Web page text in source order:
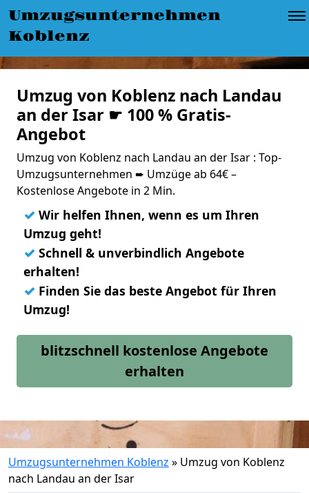
Umzugsunternehmen
Koblenz
Umzug von Koblenz nach Landau
an der Isar ☛ 100 % Gratis-
Angebot
Umzug von Koblenz nach Landau an der Isar : Top-
Umzugsunternehmen ➨ Umzüge ab 64€ –
Kostenlose Angebote in 2 Min.
✓ Wir helfen Ihnen, wenn es um Ihren
Umzug geht!
✓ Schnell & unverbindlich Angebote
erhalten!
✓ Finden Sie das beste Angebot für Ihren
Umzug!
blitzschnell kostenlose Angebote
erhalten
Umzugsunternehmen Koblenz » Umzug von Koblenz
nach Landau an der Isar